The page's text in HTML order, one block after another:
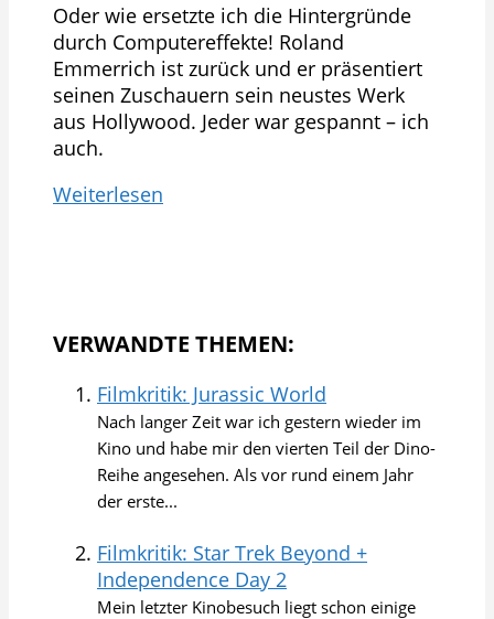
Oder wie ersetzte ich die Hintergründe
durch Computereffekte! Roland
Emmerrich ist zurück und er präsentiert
seinen Zuschauern sein neustes Werk
aus Hollywood. Jeder war gespannt – ich
auch.
Weiterlesen
VERWANDTE THEMEN:
Filmkritik: Jurassic World
Nach langer Zeit war ich gestern wieder im
Kino und habe mir den vierten Teil der Dino-
Reihe angesehen. Als vor rund einem Jahr
der erste...
Filmkritik: Star Trek Beyond +
Independence Day 2
Mein letzter Kinobesuch liegt schon einige